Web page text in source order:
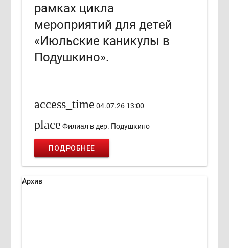
рамках цикла
мероприятий для детей
«Июльские каникулы в
Подушкино».
access_time 04.07.26 13:00
place Филиал в дер. Подушкино
ПОДРОБНЕЕ
Архив